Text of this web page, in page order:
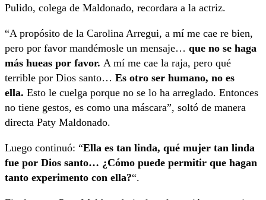
Pulido, colega de Maldonado, recordara a la actriz.
“A propósito de la Carolina Arregui, a mí me cae re bien,
pero por favor mandémosle un mensaje… que no se haga
más hueas por favor. A mí me cae la raja, pero qué
terrible por Dios santo… Es otro ser humano, no es
ella. Esto le cuelga porque no se lo ha arreglado. Entonces
no tiene gestos, es como una máscara”, soltó de manera
directa Paty Maldonado.
Luego continuó: “Ella es tan linda, qué mujer tan linda
fue por Dios santo… ¿Cómo puede permitir que hagan
tanto experimento con ella?“.